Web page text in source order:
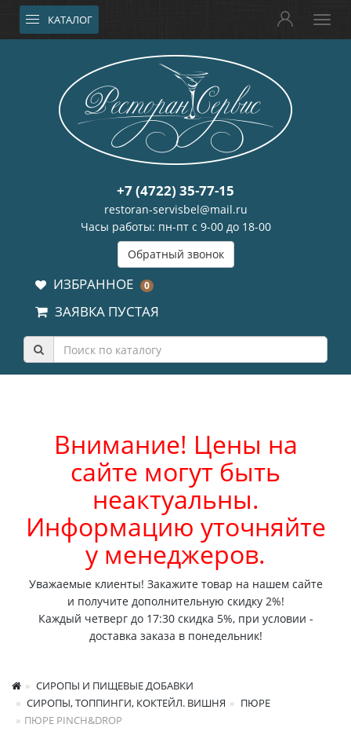
КАТАЛОГ
+7 (4722) 35-77-15
restoran-servisbel@mail.ru
Часы работы: пн-пт с 9-00 до 18-00
Обратный звонок
ИЗБРАННОЕ 0
ЗАЯВКА ПУСТАЯ
Внимание! Цены на
сайте могут быть
неактуальны.
Информацию уточняйте
у менеджеров.
Уважаемые клиенты! Закажите товар на нашем сайте
и получите дополнительную скидку 2%!
Каждый четверг до 17:30 скидка 5%, при условии -
доставка заказа в понедельник!
СИРОПЫ И ПИЩЕВЫЕ ДОБАВКИ
СИРОПЫ, ТОППИНГИ, КОКТЕЙЛ. ВИШНЯ
ПЮРЕ
ПЮРЕ PINCH&DROP